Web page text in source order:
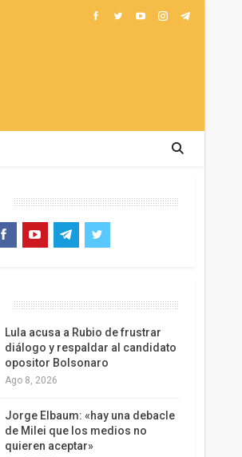
Lula acusa a Rubio de frustrar
diálogo y respaldar al candidato
opositor Bolsonaro
Ago 8, 2026
Jorge Elbaum: «hay una debacle
de Milei que los medios no
quieren aceptar»